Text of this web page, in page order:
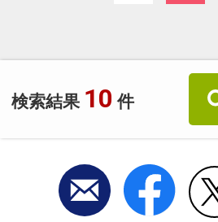
検索結果 10 件